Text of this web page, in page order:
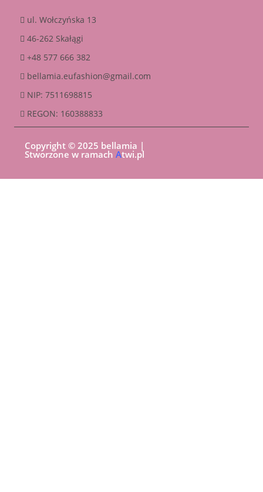
ul. Wołczyńska 13
46-262 Skałągi
+48 577 666 382
bellamia.eufashion@gmail.com
NIP: 7511698815
REGON: 160388833
Copyright © 2025 bellamia |
Stworzone w ramach Atwi.pl